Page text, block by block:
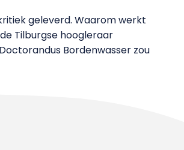
geleverd. Waarom werkt
Tilburgse hoogleraar
Bordenwasser zou